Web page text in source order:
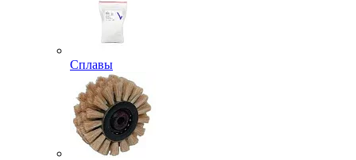
Сплавы